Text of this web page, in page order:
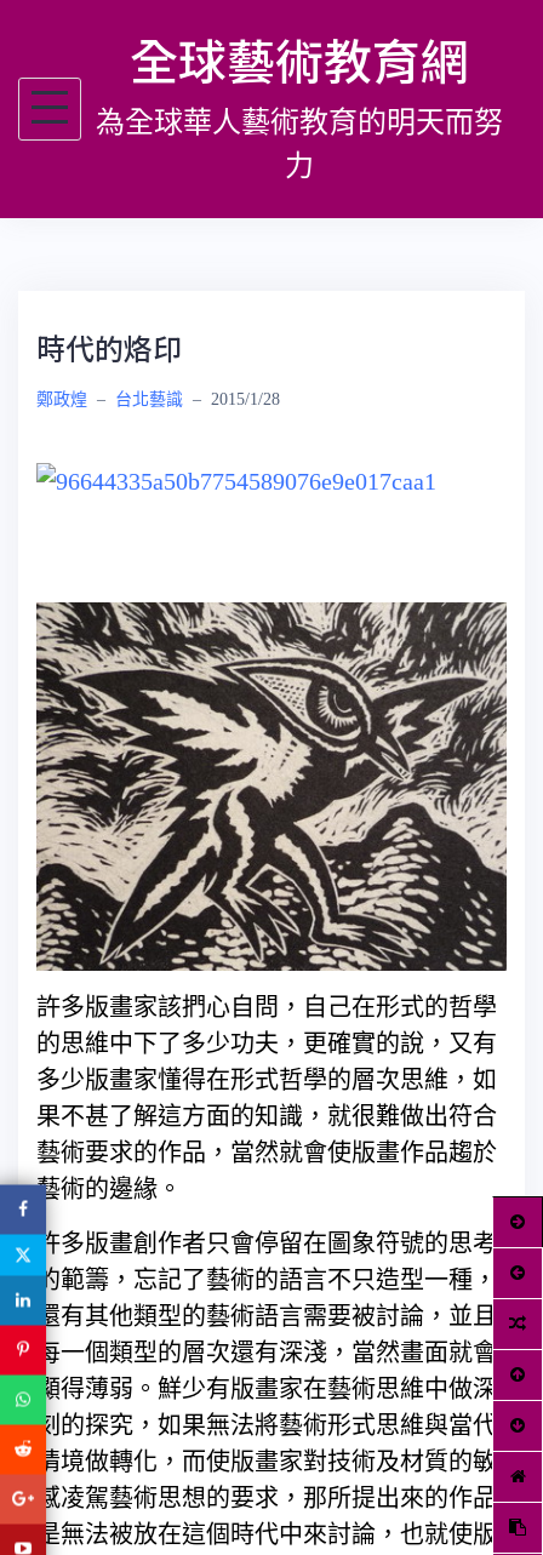
主
全球藝術教育網
為全球華人藝術教育的明天而努
力
時代的烙印
鄭政煌 – 台北藝識 – 2015/1/28
許多版畫家該捫心自問，自己在形式的哲學
的思維中下了多少功夫，更確實的說，又有
多少版畫家懂得在形式哲學的層次思維，如
果不甚了解這方面的知識，就很難做出符合
藝術要求的作品，當然就會使版畫作品趨於
藝術的邊緣。
許多版畫創作者只會停留在圖象符號的思考
的範籌，忘記了藝術的語言不只造型一種，
還有其他類型的藝術語言需要被討論，並且
每一個類型的層次還有深淺，當然畫面就會
顯得薄弱。鮮少有版畫家在藝術思維中做深
刻的探究，如果無法將藝術形式思維與當代
情境做轉化，而使版畫家對技術及材質的敏
感凌駕藝術思想的要求，那所提出來的作品
是無法被放在這個時代中來討論，也就使版